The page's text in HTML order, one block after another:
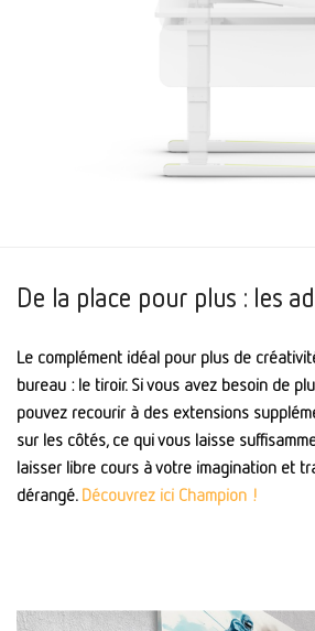
De la place pour plus : les
Le complément idéal pour plus de
bureau : le tiroir. Si vous avez besoin de
pouvez recourir à des extensions
sur les côtés, ce qui vous laisse
laisser libre cours à votre imagination et
dérangé. Découvrez ici Champion !